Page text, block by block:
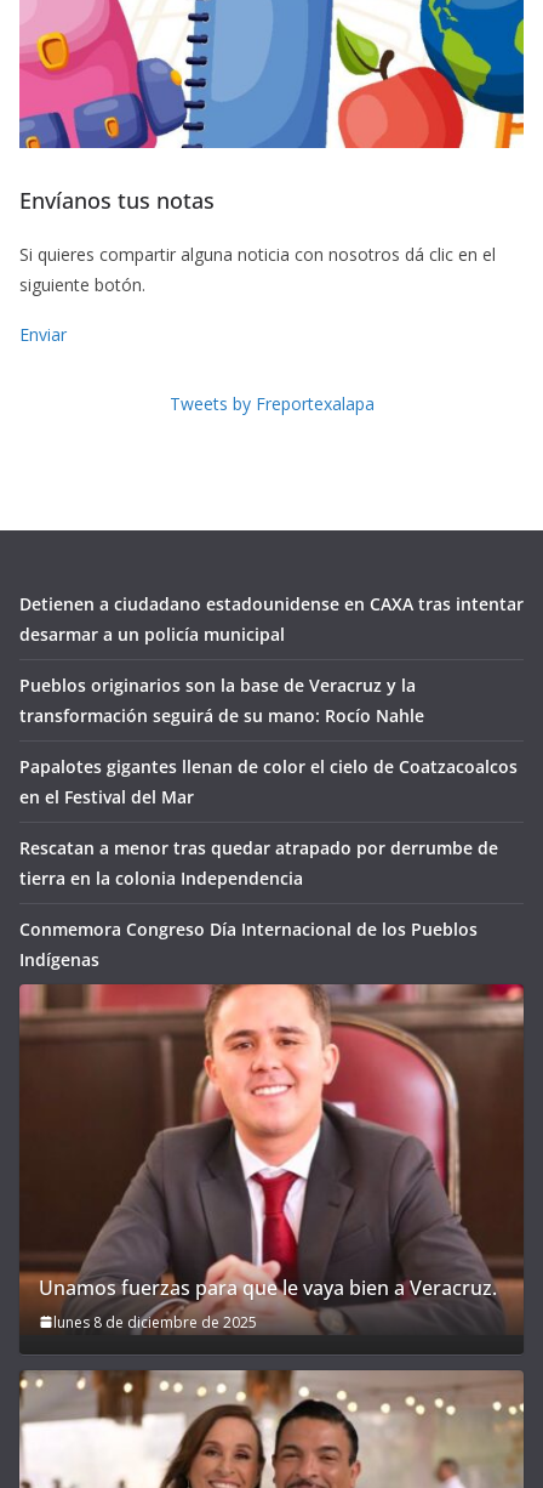
Envíanos tus notas
Si quieres compartir alguna noticia con nosotros dá clic en el
siguiente botón.
Enviar
Tweets by Freportexalapa
Detienen a ciudadano estadounidense en CAXA tras intentar
desarmar a un policía municipal
Pueblos originarios son la base de Veracruz y la
transformación seguirá de su mano: Rocío Nahle
Papalotes gigantes llenan de color el cielo de Coatzacoalcos
en el Festival del Mar
Rescatan a menor tras quedar atrapado por derrumbe de
tierra en la colonia Independencia
Conmemora Congreso Día Internacional de los Pueblos
Indígenas
Unamos fuerzas para que le vaya bien a Veracruz.
lunes 8 de diciembre de 2025